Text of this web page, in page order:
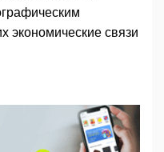
экономические связи